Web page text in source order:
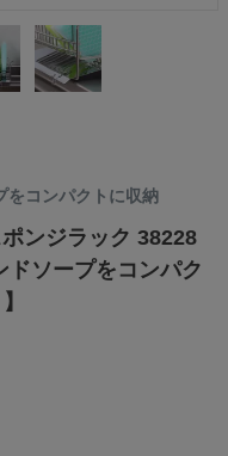
をコンパクトに収納
ンジラック 38228
ドソープをコンパク